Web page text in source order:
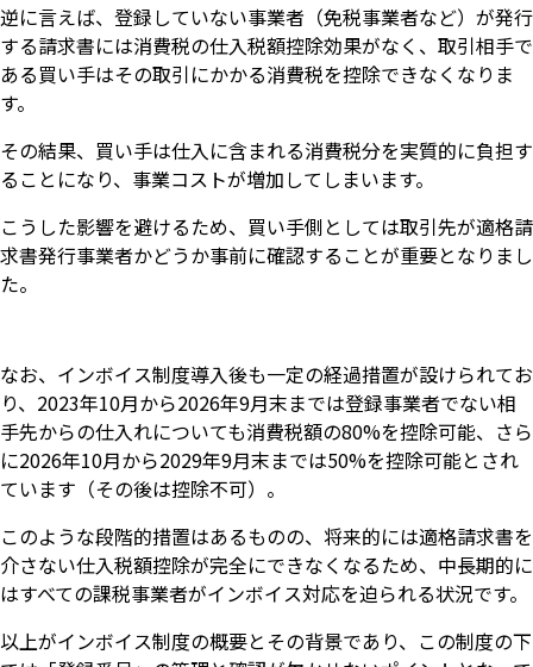
逆に言えば、登録していない事業者（免税事業者など）が発行
する請求書には消費税の仕入税額控除効果がなく、取引相手で
ある買い手はその取引にかかる消費税を控除できなくなりま
す。
その結果、買い手は仕入に含まれる消費税分を実質的に負担す
ることになり、事業コストが増加してしまいます。
こうした影響を避けるため、買い手側としては取引先が適格請
求書発行事業者かどうか事前に確認することが重要となりまし
た。
なお、インボイス制度導入後も一定の経過措置が設けられてお
り、2023年10月から2026年9月末までは登録事業者でない相
手先からの仕入れについても消費税額の80%を控除可能、さら
に2026年10月から2029年9月末までは50%を控除可能とされ
ています（その後は控除不可）。
このような段階的措置はあるものの、将来的には適格請求書を
介さない仕入税額控除が完全にできなくなるため、中長期的に
はすべての課税事業者がインボイス対応を迫られる状況です。
以上がインボイス制度の概要とその背景であり、この制度の下